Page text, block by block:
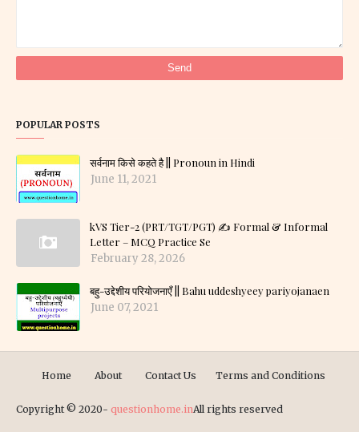
POPULAR POSTS
सर्वनाम किसे कहते है || Pronoun in Hindi
June 11, 2021
kVS Tier-2 (PRT/TGT/PGT) ✍️ Formal & Informal
Letter – MCQ Practice Se
February 28, 2026
बहु-उद्देशीय परियोजनाएँ || Bahu uddeshyeey pariyojanaen
June 07, 2021
Home About Contact Us Terms and Conditions
Copyright © 2020- questionhome.inAll rights reserved